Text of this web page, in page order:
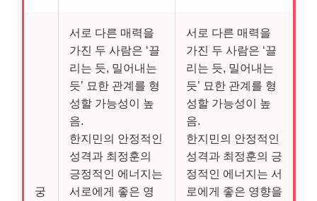
궁
서로 다른 매력을
가진 두 사람은 ‘끌
리는 듯, 밀어내는
듯’ 묘한 관계를 형
성할 가능성이 높
음.
한지민의 안정적인
성격과 최정훈의
긍정적인 에너지는
서로에게 좋은 영
서로 다른 매력을
가진 두 사람은 ‘끌
리는 듯, 밀어내는
듯’ 묘한 관계를 형
성할 가능성이 높
음.
한지민의 안정적인
성격과 최정훈의 긍
정적인 에너지는 서
로에게 좋은 영향을